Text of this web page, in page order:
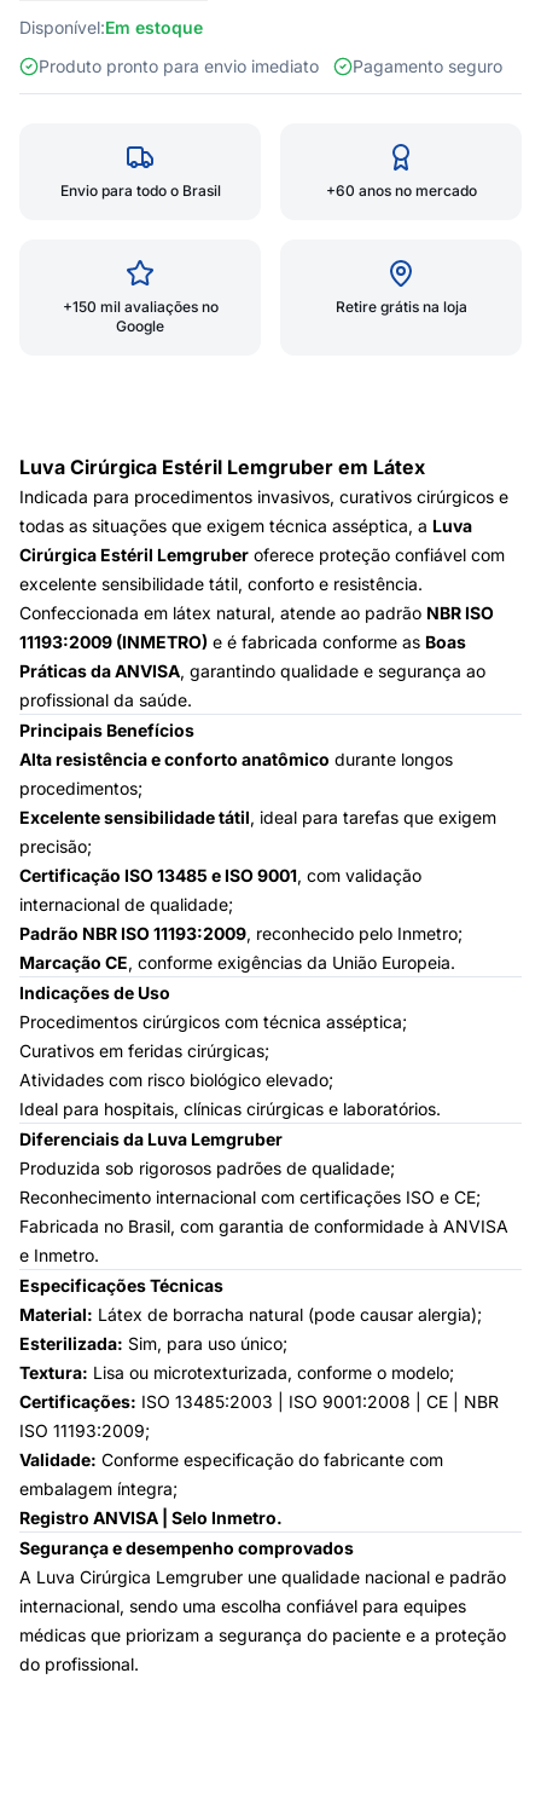
Disponível:Em estoque
Produto pronto para envio imediato
Pagamento seguro
Envio para todo o Brasil +60 anos no mercado
+150 mil avaliações no
Google
Retire grátis na loja
Luva Cirúrgica Estéril Lemgruber em Látex
Indicada para procedimentos invasivos, curativos cirúrgicos e
todas as situações que exigem técnica asséptica, a Luva
Cirúrgica Estéril Lemgruber oferece proteção confiável com
excelente sensibilidade tátil, conforto e resistência.
Confeccionada em látex natural, atende ao padrão NBR ISO
11193:2009 (INMETRO) e é fabricada conforme as Boas
Práticas da ANVISA, garantindo qualidade e segurança ao
profissional da saúde.
Principais Benefícios
Alta resistência e conforto anatômico durante longos
procedimentos;
Excelente sensibilidade tátil, ideal para tarefas que exigem
precisão;
Certificação ISO 13485 e ISO 9001, com validação
internacional de qualidade;
Padrão NBR ISO 11193:2009, reconhecido pelo Inmetro;
Marcação CE, conforme exigências da União Europeia.
Indicações de Uso
Procedimentos cirúrgicos com técnica asséptica;
Curativos em feridas cirúrgicas;
Atividades com risco biológico elevado;
Ideal para hospitais, clínicas cirúrgicas e laboratórios.
Diferenciais da Luva Lemgruber
Produzida sob rigorosos padrões de qualidade;
Reconhecimento internacional com certificações ISO e CE;
Fabricada no Brasil, com garantia de conformidade à ANVISA
e Inmetro.
Especificações Técnicas
Material: Látex de borracha natural (pode causar alergia);
Esterilizada: Sim, para uso único;
Textura: Lisa ou microtexturizada, conforme o modelo;
Certificações: ISO 13485:2003 | ISO 9001:2008 | CE | NBR
ISO 11193:2009;
Validade: Conforme especificação do fabricante com
embalagem íntegra;
Registro ANVISA | Selo Inmetro.
Segurança e desempenho comprovados
A Luva Cirúrgica Lemgruber une qualidade nacional e padrão
internacional, sendo uma escolha confiável para equipes
médicas que priorizam a segurança do paciente e a proteção
do profissional.